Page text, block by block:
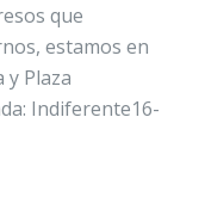
que
estamos en
y Plaza
Indiferente16-